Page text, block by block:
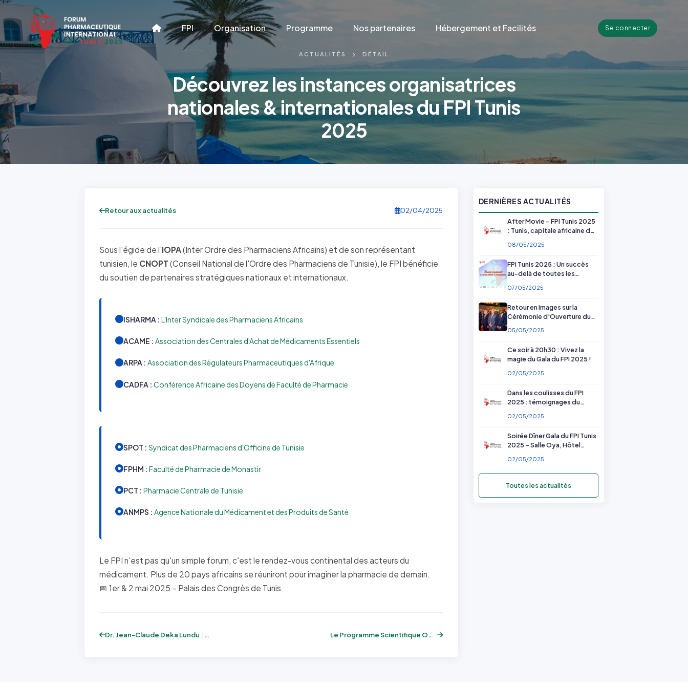
FPI Organisation Programme Nos partenaires Hébergement et Facilités Se connecter
ACTUALITÉS DÉTAIL
Découvrez les instances organisatrices
nationales & internationales du FPI Tunis
2025
Retour aux actualités 02/04/2025
Sous l'égide de l'IOPA(Inter Ordre des Pharmaciens Africains) et de son représentant
tunisien, le CNOPT (Conseil National de l'Ordre des Pharmaciens de Tunisie), le FPI bénéficie
du soutien de partenaires stratégiques nationaux et internationaux.
ISHARMA : L'Inter Syndicale des Pharmaciens Africains
ACAME : Association des Centrales d'Achat de Médicaments Essentiels
ARPA : Association des Régulateurs Pharmaceutiques d'Afrique
CADFA : Conférence Africaine des Doyens de Faculté de Pharmacie
SPOT : Syndicat des Pharmaciens d'Officine de Tunisie
FPHM : Faculté de Pharmacie de Monastir
PCT : Pharmacie Centrale de Tunisie
ANMPS : Agence Nationale du Médicament et des Produits de Santé
Le FPI n'est pas qu'un simple forum, c'est le rendez-vous continental des acteurs du
médicament. Plus de 20 pays africains se réuniront pour imaginer la pharmacie de demain.
📅 1er & 2 mai 2025 – Palais des Congrès de Tunis
Dr. Jean-Claude Deka Lundu : "Viser la s... Le Programme Scientifique Officiel du FP...
DERNIÈRES ACTUALITÉS
After Movie – FPI Tunis 2025
: Tunis, capitale africaine de
08/05/2025
FPI Tunis 2025 : Un succès
au-delà de toutes les
partenaires !
07/05/2025
Retour en images sur la
Cérémonie d'Ouverture du
FPI Tunis 2025
05/05/2025
Ce soir à 20h30 : Vivez la
magie du Gala du FPI 2025 !
02/05/2025
Dans les coulisses du FPI
2025 : témoignages du
d'organisation
02/05/2025
Soirée Dîner Gala du FPI Tunis
2025 – Salle Oya, Hôtel
02/05/2025
Toutes les actualités